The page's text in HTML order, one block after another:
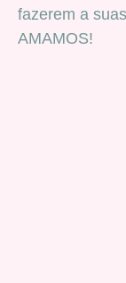
fazerem a
AMAMOS!